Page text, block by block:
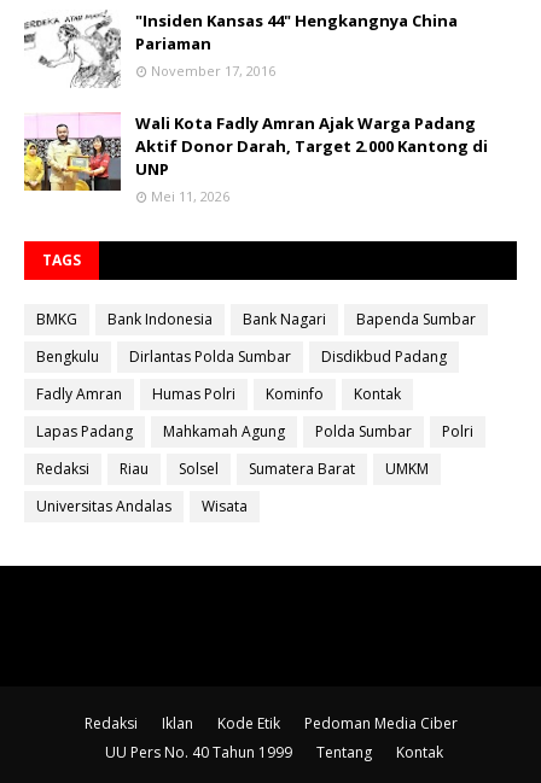
"Insiden Kansas 44" Hengkangnya China
Pariaman
November 17, 2016
Wali Kota Fadly Amran Ajak Warga Padang
Aktif Donor Darah, Target 2.000 Kantong di
UNP
Mei 11, 2026
TAGS
BMKG Bank Indonesia Bank Nagari
Bapenda Sumbar
Bengkulu
Dirlantas Polda Sumbar
Disdikbud Padang
Fadly Amran
Humas Polri Kominfo
Kontak
Lapas Padang
Mahkamah Agung Polda Sumbar
Polri
Redaksi
Riau Solsel Sumatera Barat
UMKM
Universitas Andalas
Wisata
Redaksi Iklan Kode Etik
Pedoman Media Ciber
UU Pers No. 40 Tahun 1999
Tentang
Kontak